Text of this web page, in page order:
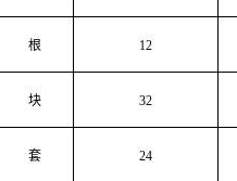
根 12
块 32
套 24